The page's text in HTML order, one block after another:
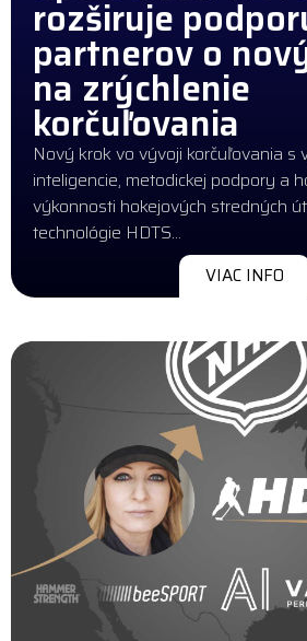
rozširuje
partnerov o
na zrýchlenie
korčuľovania
Nový krok vo vývoji korčuľovania s
inteligencie, metodickej podpory a
výkonnosti hokejových stredných
technológie HDTS…
VIAC INFO